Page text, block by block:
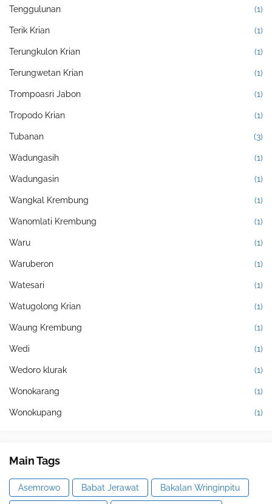
Tenggulunan (1)
Terik Krian (1)
Terungkulon Krian (1)
Terungwetan Krian (1)
Trompoasri Jabon (1)
Tropodo Krian (1)
Tubanan (3)
Wadungasih (1)
Wadungasin (1)
Wangkal Krembung (1)
Wanomlati Krembung (1)
Waru (1)
Waruberon (1)
Watesari (1)
Watugolong Krian (1)
Waung Krembung (1)
Wedi (1)
Wedoro klurak (1)
Wonokarang (1)
Wonokupang (1)
Main Tags
Asemrowo Babat Jerawat Bakalan Wringinpitu